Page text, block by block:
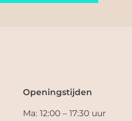
Openingstijden
Ma: 12:00 – 17:30 uur